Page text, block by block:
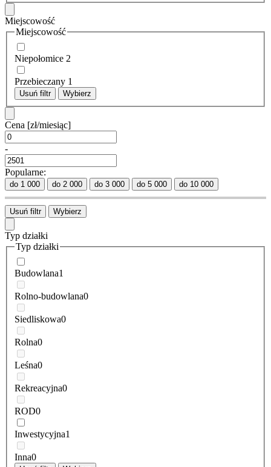
Miejscowość
Miejscowość
Niepołomice 2
Przebieczany 1
Usuń filtr Wybierz
Cena [zł/miesiąc]
-
Popularne:
do 1 000 do 2 000 do 3 000 do 5 000 do 10 000
Usuń filtr Wybierz
Typ działki
Typ działki
Budowlana1
Rolno-budowlana0
Siedliskowa0
Rolna0
Leśna0
Rekreacyjna0
ROD0
Inwestycyjna1
Inna0